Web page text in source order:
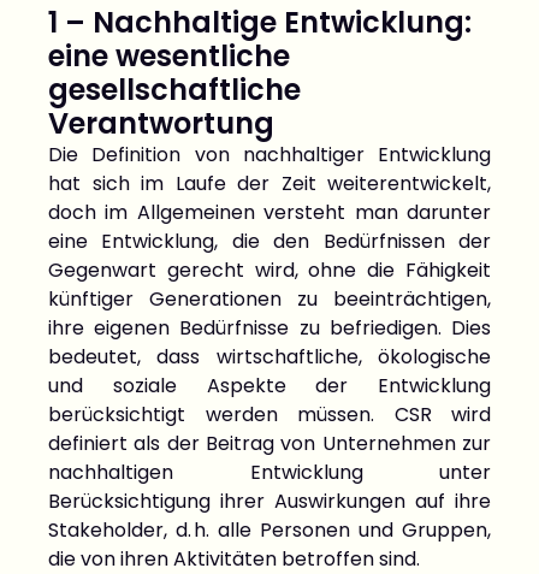
1 – Nachhaltige Entwicklung:
eine wesentliche
gesellschaftliche
Verantwortung
Die Definition von nachhaltiger Entwicklung
hat sich im Laufe der Zeit weiterentwickelt,
doch im Allgemeinen versteht man darunter
eine Entwicklung, die den Bedürfnissen der
Gegenwart gerecht wird, ohne die Fähigkeit
künftiger Generationen zu beeinträchtigen,
ihre eigenen Bedürfnisse zu befriedigen. Dies
bedeutet, dass wirtschaftliche, ökologische
und soziale Aspekte der Entwicklung
berücksichtigt werden müssen. CSR wird
definiert als der Beitrag von Unternehmen zur
nachhaltigen Entwicklung unter
Berücksichtigung ihrer Auswirkungen auf ihre
Stakeholder, d. h. alle Personen und Gruppen,
die von ihren Aktivitäten betroffen sind.